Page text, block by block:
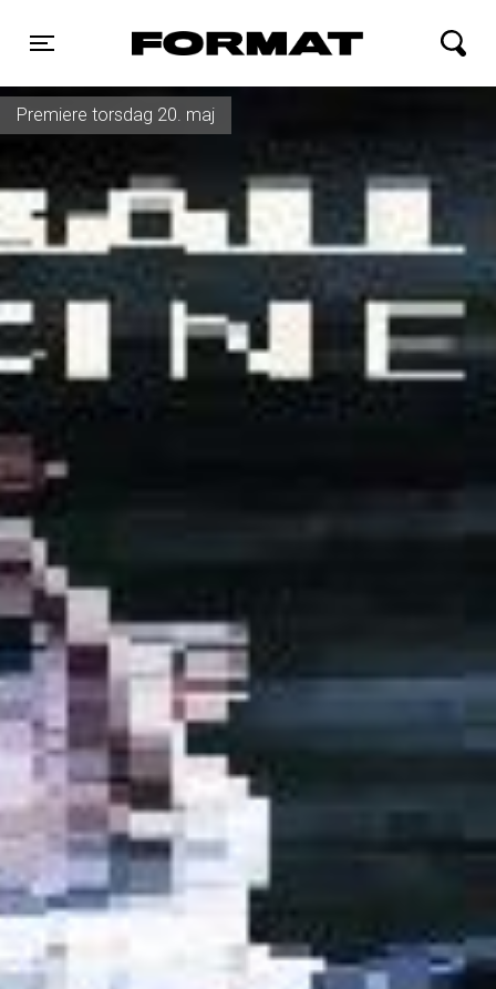
Toggle navigation
FORMAT Biograf
Premiere torsdag 20. maj